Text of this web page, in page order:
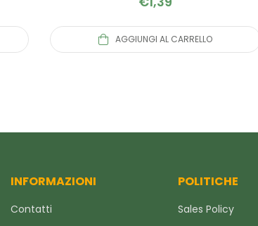
AGGIUNGI AL CARRELLO
INFORMAZIONI
Contatti
POLITICHE
Sales Policy